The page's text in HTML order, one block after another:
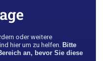
oder weitere
hier um zu helfen. Bitte
an, bevor Sie diese